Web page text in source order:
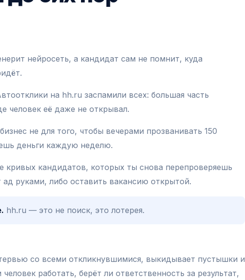
нейросеть, а кандидат сам не помнит, куда
на hh.ru заспамили всех: большая часть
человек её даже не открывал.
не для того, чтобы вечерами прозванивать 150
деньги каждую неделю.
кривых кандидатов, которых ты снова перепроверяешь
ад руками, либо оставить вакансию открытой.
hh.ru — это не поиск, это лотерея.
со всеми откликнувшимися, выкидывает пустышки и
работать, берёт ли ответственность за результат,